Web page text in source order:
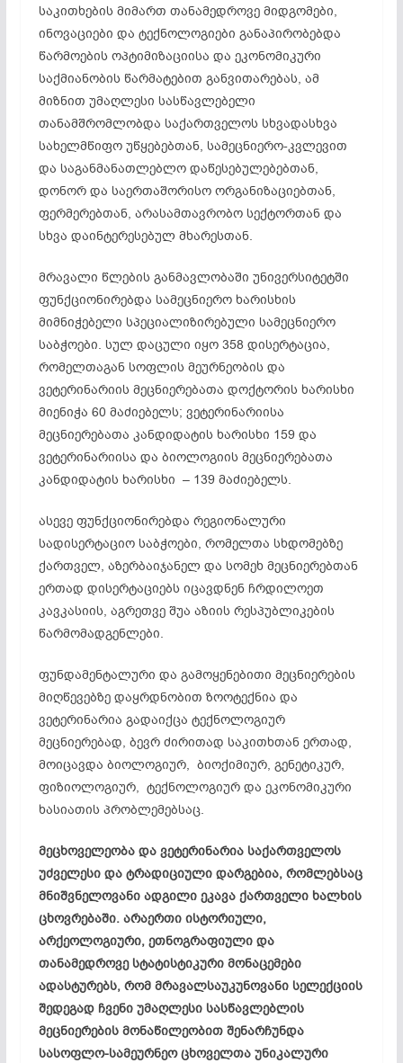
საკითხების მიმართ თანამედროვე მიდგომები,
ინოვაციები და ტექნოლოგიები განაპირობებდა
წარმოების ოპტიმიზაციისა და ეკონომიკური
საქმიანობის წარმატებით განვითარებას, ამ
მიზნით უმაღლესი სასწავლებელი
თანამშრომლობდა საქართველოს სხვადასხვა
სახელმწიფო უწყებებთან, სამეცნიერო-კვლევით
და საგანმანათლებლო დაწესებულებებთან,
დონორ და საერთაშორისო ორგანიზაციებთან,
ფერმერებთან, არასამთავრობო სექტორთან და
სხვა დაინტერესებულ მხარესთან.
მრავალი წლების განმავლობაში უნივერსიტეტში
ფუნქციონირებდა სამეცნიერო ხარისხის
მიმნიჭებელი სპეციალიზირებული სამეცნიერო
საბჭოები. სულ დაცული იყო 358 დისერტაცია,
რომელთაგან სოფლის მეურნეობის და
ვეტერინარიის მეცნიერებათა დოქტორის ხარისხი
მიენიჭა 60 მაძიებელს; ვეტერინარიისა
მეცნიერებათა კანდიდატის ხარისხი 159 და
ვეტერინარიისა და ბიოლოგიის მეცნიერებათა
კანდიდატის ხარისხი – 139 მაძიებელს.
ასევე ფუნქციონირებდა რეგიონალური
სადისერტაციო საბჭოები, რომელთა სხდომებზე
ქართველ, აზერბაიჯანელ და სომეხ მეცნიერებთან
ერთად დისერტაციებს იცავდნენ ჩრდილოეთ
კავკასიის, აგრეთვე შუა აზიის რესპუბლიკების
წარმომადგენლები.
ფუნდამენტალური და გამოყენებითი მეცნიერების
მიღწევებზე დაყრდნობით ზოოტექნია და
ვეტერინარია გადაიქცა ტექნოლოგიურ
მეცნიერებად, ბევრ ძირითად საკითხთან ერთად,
მოიცავდა ბიოლოგიურ, ბიოქიმიურ, გენეტიკურ,
ფიზიოლოგიურ, ტექნოლოგიურ და ეკონომიკური
ხასიათის პრობლემებსაც.
მეცხოველეობა და ვეტერინარია საქართველოს
უძველესი და ტრადიციული დარგებია, რომლებსაც
მნიშვნელოვანი ადგილი ეკავა ქართველი ხალხის
ცხოვრებაში. არაერთი ისტორიული,
არქეოლოგიური, ეთნოგრაფიული და
თანამედროვე სტატისტიკური მონაცემები
ადასტურებს, რომ მრავალსაუკუნოვანი სელექციის
შედეგად ჩვენი უმაღლესი სასწავლებლის
მეცნიერების მონაწილეობით შენარჩუნდა
სასოფლო-სამეურნეო ცხოველთა უნიკალური